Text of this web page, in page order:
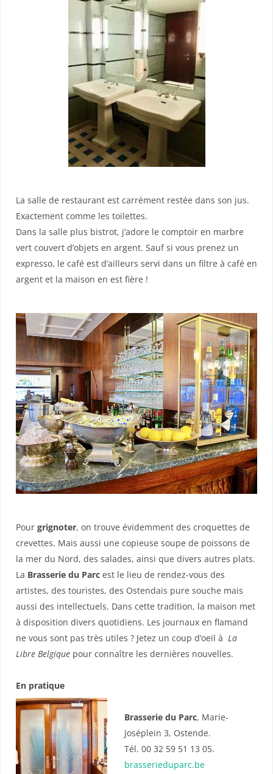
La salle de restaurant est carrément restée dans son jus.
Exactement comme les toilettes.
Dans la salle plus bistrot, j’adore le comptoir en marbre
vert couvert d’objets en argent. Sauf si vous prenez un
expresso, le café est d’ailleurs servi dans un filtre à café en
argent et la maison en est fière !
Pour grignoter, on trouve évidemment des croquettes de
crevettes. Mais aussi une copieuse soupe de poissons de
la mer du Nord, des salades, ainsi que divers autres plats.
La Brasserie du Parc est le lieu de rendez-vous des
artistes, des touristes, des Ostendais pure souche mais
aussi des intellectuels. Dans cette tradition, la maison met
à disposition divers quotidiens. Les journaux en flamand
ne vous sont pas très utiles ? Jetez un coup d’oeil à La
Libre Belgique pour connaître les dernières nouvelles.
En pratique
Brasserie du Parc, Marie-
Joséplein 3, Ostende.
Tél. 00 32 59 51 13 05.
brasserieduparc.be